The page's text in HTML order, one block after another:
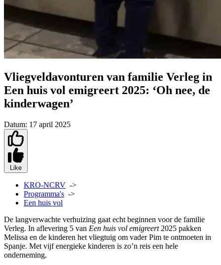
Vliegveldavonturen van familie Verleg in
Een huis vol emigreert 2025: ‘Oh nee, de
kinderwagen’
Datum: 17 april 2025
Like
KRO-NCRV ->
Programma's ->
Een huis vol
De langverwachte verhuizing gaat echt beginnen voor de familie
Verleg. In aflevering 5 van Een huis vol emigreert2025 pakken
Melissa en de kinderen het vliegtuig om vader Pim te ontmoeten in
Spanje. Met vijf energieke kinderen is zo’n reis een hele
onderneming.